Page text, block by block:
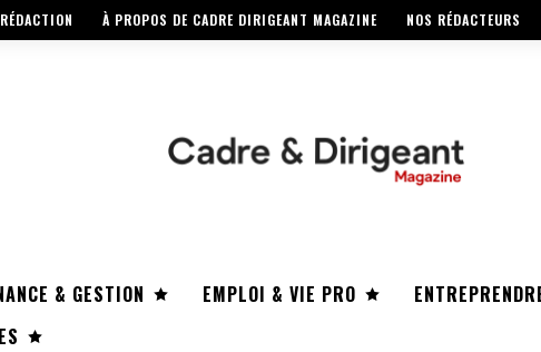
À PROPOS DE CADRE DIRIGEANT MAGAZINE NOS RÉDACTEURS
& GESTION EMPLOI & VIE PRO